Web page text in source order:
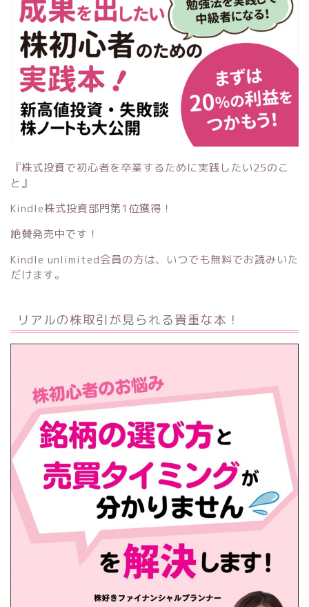
『株式投資で初心者を卒業するために実践したい25のこ
と』
Kindle株式投資部門第1位獲得！
絶賛発売中です！
Kindle unlimited会員の方は、いつでも無料でお読みいた
だけます。
リアルの株取引が見られる貴重な本！